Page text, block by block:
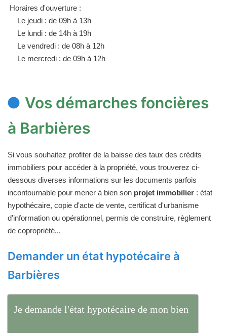
Horaires d'ouverture :
Le jeudi : de 09h à 13h
Le lundi : de 14h à 19h
Le vendredi : de 08h à 12h
Le mercredi : de 09h à 12h
Vos démarches foncières
à Barbières
Si vous souhaitez profiter de la baisse des taux des crédits
immobiliers pour accéder à la propriété, vous trouverez ci-
dessous diverses informations sur les documents parfois
incontournable pour mener à bien son projet immobilier : état
hypothécaire, copie d'acte de vente, certificat d'urbanisme
d'information ou opérationnel, permis de construire, règlement
de copropriété...
Demander un état hypotécaire à
Barbières
Je demande l'état hypotécaire de mon bien